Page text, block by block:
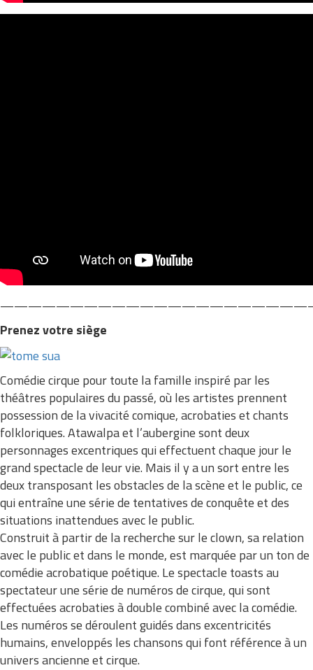
Prenez votre siège
Comédie cirque pour toute la famille inspiré par les
théâtres populaires du passé, où les artistes prennent
possession de la vivacité comique, acrobaties et chants
folkloriques. Atawalpa et l’aubergine sont deux
personnages excentriques qui effectuent chaque jour le
grand spectacle de leur vie. Mais il y a un sort entre les
deux transposant les obstacles de la scène et le public, ce
qui entraîne une série de tentatives de conquête et des
situations inattendues avec le public.
Construit à partir de la recherche sur le clown, sa relation
avec le public et dans le monde, est marquée par un ton de
comédie acrobatique poétique. Le spectacle toasts au
spectateur une série de numéros de cirque, qui sont
effectuées acrobaties à double combiné avec la comédie.
Les numéros se déroulent guidés dans excentricités
humains, enveloppés les chansons qui font référence à un
univers ancienne et cirque.